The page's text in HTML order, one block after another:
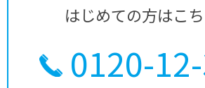
はじめての方はこ
0120-